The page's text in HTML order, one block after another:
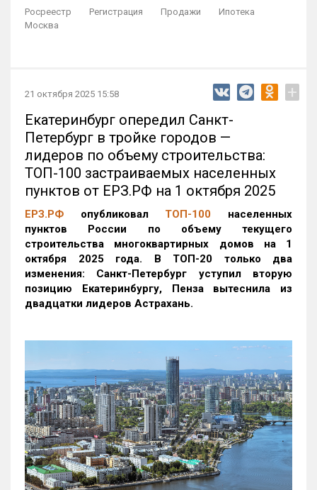
Росреестр Регистрация Продажи
Ипотека
Москва
21 октября 2025 15:58 +
Екатеринбург опередил Санкт-
Петербург в тройке городов —
лидеров по объему строительства:
ТОП-100 застраиваемых населенных
пунктов от ЕРЗ.РФ на 1 октября 2025
ЕРЗ.РФ опубликовал ТОП-100 населенных
пунктов России по объему текущего
строительства многоквартирных домов на 1
октября 2025 года. В ТОП-20 только два
изменения: Санкт-Петербург уступил вторую
позицию Екатеринбургу, Пенза вытеснила из
двадцатки лидеров Астрахань.